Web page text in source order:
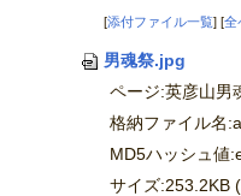
[添付ファイル一覧] [全
男魂祭.jpg
ページ:英彦山男
格納ファイル名
MD5ハッシュ値
サイズ:253.2KB